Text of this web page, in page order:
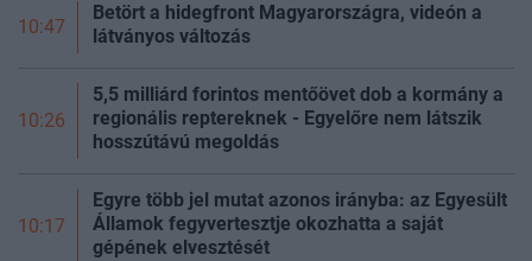
10:47
Betört a hidegfront Magyarországra, videón a
látványos változás
10:26
5,5 milliárd forintos mentőövet dob a kormány a
regionális reptereknek - Egyelőre nem látszik
hosszútávú megoldás
10:17
Egyre több jel mutat azonos irányba: az Egyesült
Államok fegyvertesztje okozhatta a saját
gépének elvesztését